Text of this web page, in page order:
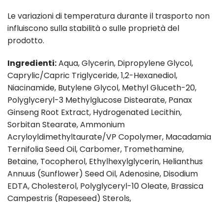
Le variazioni di temperatura durante il trasporto non
influiscono sulla stabilità o sulle proprietà del
prodotto.
Ingredienti:Aqua, Glycerin, Dipropylene Glycol,
Caprylic/Capric Triglyceride, 1,2-Hexanediol,
Niacinamide, Butylene Glycol, Methyl Gluceth-20,
Polyglyceryl-3 Methylglucose Distearate, Panax
Ginseng Root Extract, Hydrogenated Lecithin,
Sorbitan Stearate, Ammonium
Acryloyldimethyltaurate/VP Copolymer, Macadamia
Ternifolia Seed Oil, Carbomer, Tromethamine,
Betaine, Tocopherol, Ethylhexylglycerin, Helianthus
Annuus (Sunflower) Seed Oil, Adenosine, Disodium
EDTA, Cholesterol, Polyglyceryl-10 Oleate, Brassica
Campestris (Rapeseed) Sterols,